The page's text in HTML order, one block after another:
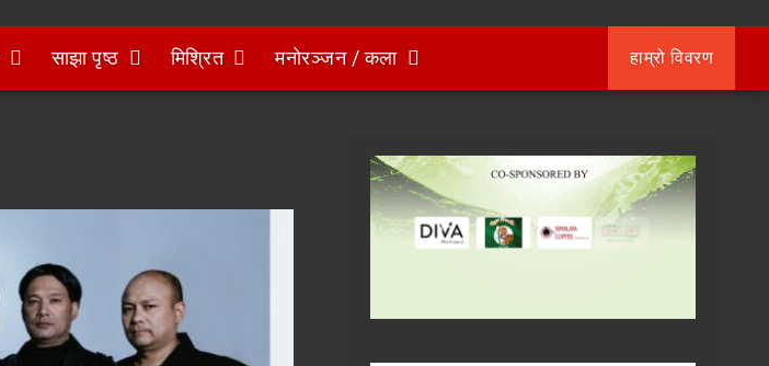
साझा पृष्ठ मिश्रित मनोरञ्जन / कला हाम्रो विवरण